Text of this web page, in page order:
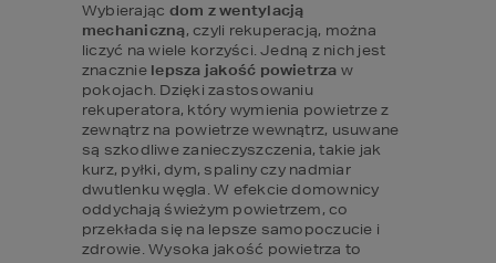
Wybierając dom z wentylacją
mechaniczną, czyli rekuperacją, można
liczyć na wiele korzyści. Jedną z nich jest
znacznie lepsza jakość powietrza w
pokojach. Dzięki zastosowaniu
rekuperatora, który wymienia powietrze z
zewnątrz na powietrze wewnątrz, usuwane
są szkodliwe zanieczyszczenia, takie jak
kurz, pyłki, dym, spaliny czy nadmiar
dwutlenku węgla. W efekcie domownicy
oddychają świeżym powietrzem, co
przekłada się na lepsze samopoczucie i
zdrowie. Wysoka jakość powietrza to